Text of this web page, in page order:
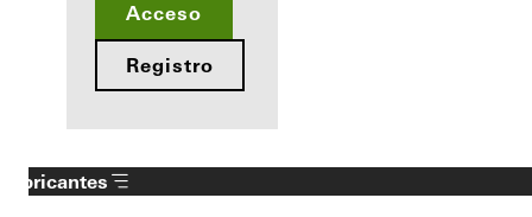
Acceso
Registro
Fabricantes